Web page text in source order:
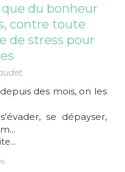
que du bonheur
contre toute
de stress pour
des mois, on les
se dépayser,